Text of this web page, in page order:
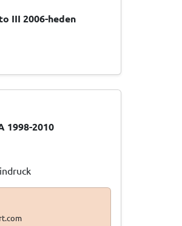
III 2006-heden
1998-2010